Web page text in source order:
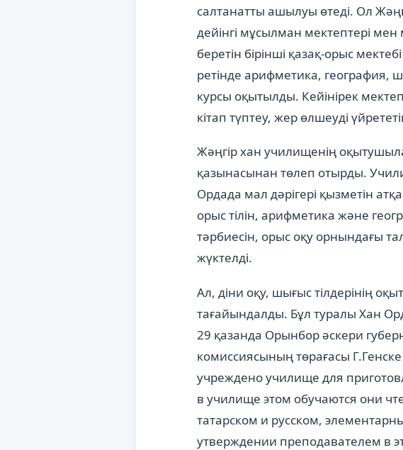
салтанатты ашылуы өтеді. Ол
дейінгі мұсылман мектептері
беретін бірінші қазақ-орыс
ретінде арифметика, география,
курсы оқытылды. Кейінірек
кітап түптеу, жер өлшеуді
Жәңгір хан училищенің
қазынасынан төлеп отырды.
Ордада мал дәрігері қызметін
орыс тілін, арифметика және
тәрбиесін, орыс оқу орнындағы
жүктелді.
Ал, діни оқу, шығыс тілдерінің
тағайындалды. Бұл туралы Хан
29 қазанда Орынбор әскери
комиссиясының төрағасы
учреждено училище для
в училище этом обучаются они
татарском и русском,
утверждении преподавателем в